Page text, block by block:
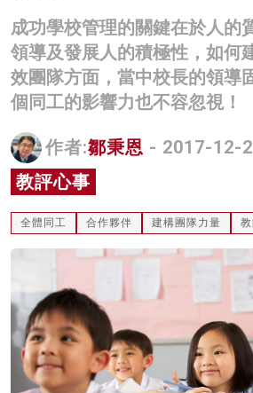
商業
科技
影片
灼見活動
關於我們
成功學校管理的關鍵在於人的
領導及發展人的積極性，如何
效團隊方面，當中校長的領導
個同工的影響力也不容忽視！
作者:鄒秉恩 - 2017-12-
教評心事
全體同工 合作夥伴 建構團隊力量